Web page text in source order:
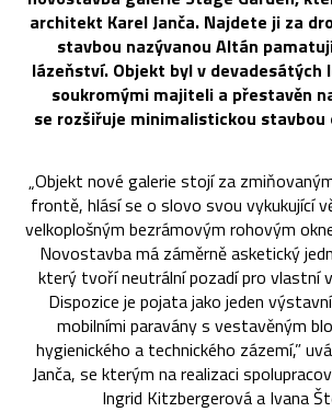
architekt Karel Janča. Najdete ji za
stavbou nazývanou Altán
lázeňství. Objekt byl v devadesátých
soukromými majiteli a přestavěn
se rozšiřuje minimalistickou stavbou
„Objekt nové galerie stojí za
frontě, hlásí se o slovo svou vykukující
velkoplošným bezrámovým rohovým
Novostavba má záměrně asketický
který tvoří neutrální pozadí pro vlastní
Dispozice je pojata jako jeden
mobilními paravány s vestavěným
hygienického a technického zázemí,”
Janča, se kterým na realizaci
Ingrid Kitzbergerová a Ivana